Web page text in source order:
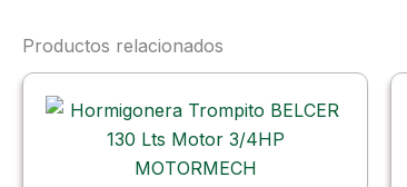
Productos relacionados